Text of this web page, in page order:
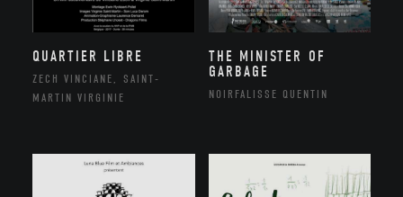
QUARTIER LIBRE
ZECH VINCIANE, SAINT-
MARTIN VIRGINIE
THE MINISTER OF
GARBAGE
NOIRFALISSE QUENTIN